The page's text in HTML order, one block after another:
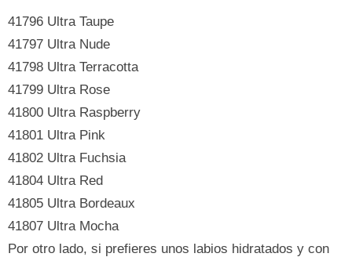
41796 Ultra Taupe
41797 Ultra Nude
41798 Ultra Terracotta
41799 Ultra Rose
41800 Ultra Raspberry
41801 Ultra Pink
41802 Ultra Fuchsia
41804 Ultra Red
41805 Ultra Bordeaux
41807 Ultra Mocha
Por otro lado, si prefieres unos labios hidratados y con